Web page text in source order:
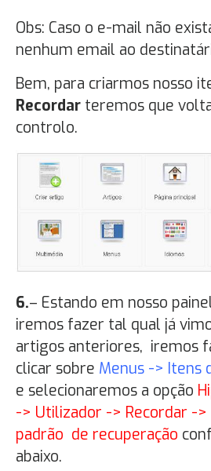
Obs: Caso o e-mail não
nenhum email ao
Bem, para criarmos nosso
Recordar teremos que
controlo.
6.– Estando em nosso
iremos fazer tal qual já
artigos anteriores, iremos
clicar sobre Menus -> Itens
e selecionaremos a opção
-> Utilizador -> Recordar ->
padrão de recuperação
abaixo.